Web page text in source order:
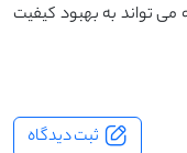
می ‌تواند به بهبود کیفیت
ثبت دیدگاه